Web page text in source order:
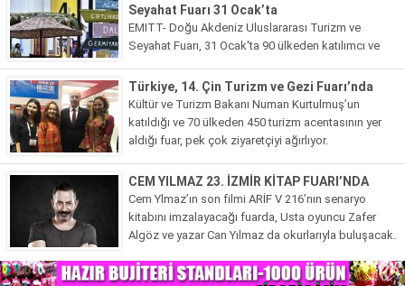
Seyahat Fuarı 31 Ocak’ta
EMITT- Doğu Akdeniz Uluslararası Turizm ve
Seyahat Fuarı, 31 Ocak'ta 90 ülkeden katılımcı ve
hazırlanıyor.
Türkiye, 14. Çin Turizm ve Gezi Fuarı’nda
Kültür ve Turizm Bakanı Numan Kurtulmuş’un
katıldığı ve 70 ülkeden 450 turizm acentasının yer
aldığı fuar, pek çok ziyaretçiyi ağırlıyor.
CEM YILMAZ 23. İZMİR KİTAP FUARI’NDA
Cem Ylmaz’ın son filmi ARİF V 216’nın senaryo
kitabını imzalayacağı fuarda, Usta oyuncu Zafer
Algöz ve yazar Can Yılmaz da okurlarıyla buluşacak.